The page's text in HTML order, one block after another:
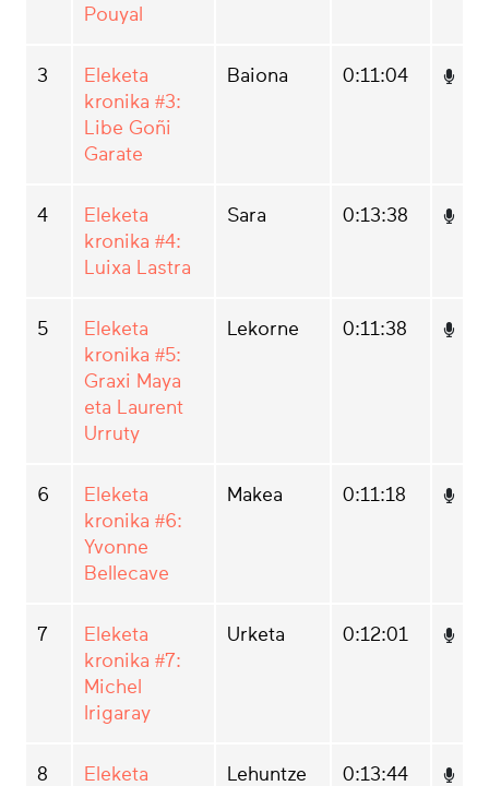
Pouyal
3
Eleketa
kronika #3:
Libe Goñi
Garate
Baiona 0:11:04
4
Eleketa
kronika #4:
Luixa Lastra
Sara 0:13:38
5
Eleketa
kronika #5:
Graxi Maya
eta Laurent
Urruty
Lekorne 0:11:38
6
Eleketa
kronika #6:
Yvonne
Bellecave
Makea 0:11:18
7
Eleketa
kronika #7:
Michel
Irigaray
Urketa 0:12:01
8
Eleketa
Lehuntze 0:13:44